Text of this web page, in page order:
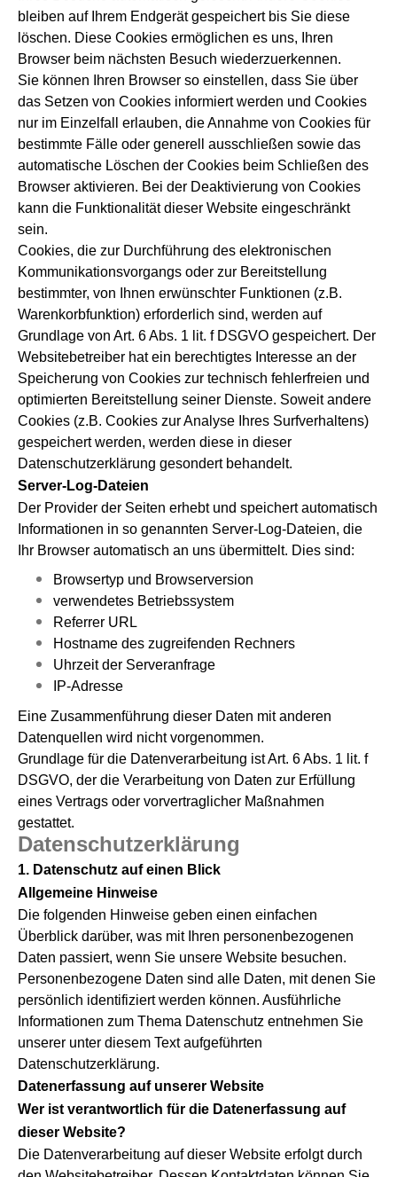
bleiben auf Ihrem Endgerät gespeichert bis Sie diese
löschen. Diese Cookies ermöglichen es uns, Ihren
Browser beim nächsten Besuch wiederzuerkennen.
Sie können Ihren Browser so einstellen, dass Sie über
das Setzen von Cookies informiert werden und Cookies
nur im Einzelfall erlauben, die Annahme von Cookies für
bestimmte Fälle oder generell ausschließen sowie das
automatische Löschen der Cookies beim Schließen des
Browser aktivieren. Bei der Deaktivierung von Cookies
kann die Funktionalität dieser Website eingeschränkt
sein.
Cookies, die zur Durchführung des elektronischen
Kommunikationsvorgangs oder zur Bereitstellung
bestimmter, von Ihnen erwünschter Funktionen (z.B.
Warenkorbfunktion) erforderlich sind, werden auf
Grundlage von Art. 6 Abs. 1 lit. f DSGVO gespeichert. Der
Websitebetreiber hat ein berechtigtes Interesse an der
Speicherung von Cookies zur technisch fehlerfreien und
optimierten Bereitstellung seiner Dienste. Soweit andere
Cookies (z.B. Cookies zur Analyse Ihres Surfverhaltens)
gespeichert werden, werden diese in dieser
Datenschutzerklärung gesondert behandelt.
Server-Log-Dateien
Der Provider der Seiten erhebt und speichert automatisch
Informationen in so genannten Server-Log-Dateien, die
Ihr Browser automatisch an uns übermittelt. Dies sind:
Browsertyp und Browserversion
verwendetes Betriebssystem
Referrer URL
Hostname des zugreifenden Rechners
Uhrzeit der Serveranfrage
IP-Adresse
Eine Zusammenführung dieser Daten mit anderen
Datenquellen wird nicht vorgenommen.
Grundlage für die Datenverarbeitung ist Art. 6 Abs. 1 lit. f
DSGVO, der die Verarbeitung von Daten zur Erfüllung
eines Vertrags oder vorvertraglicher Maßnahmen
gestattet.
Datenschutzerklärung
1. Datenschutz auf einen Blick
Allgemeine Hinweise
Die folgenden Hinweise geben einen einfachen
Überblick darüber, was mit Ihren personenbezogenen
Daten passiert, wenn Sie unsere Website besuchen.
Personenbezogene Daten sind alle Daten, mit denen Sie
persönlich identifiziert werden können. Ausführliche
Informationen zum Thema Datenschutz entnehmen Sie
unserer unter diesem Text aufgeführten
Datenschutzerklärung.
Datenerfassung auf unserer Website
Wer ist verantwortlich für die Datenerfassung auf
dieser Website?
Die Datenverarbeitung auf dieser Website erfolgt durch